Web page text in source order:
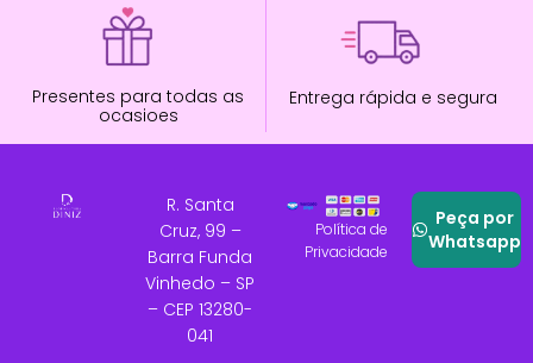
Presentes para todas as
ocasioes
Entrega rápida e segura
R. Santa
Cruz, 99 –
Barra Funda
Vinhedo – SP
– CEP 13280-
041
Política de
Privacidade
Peça por
Whatsapp